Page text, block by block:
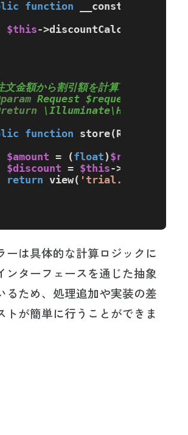
function __construct
$this->discountCalculator =
金額から割引額を計算して返すアク
Request $request
function store( Request
$amount = ( float ) $request
$discount = $this-
return view( 'trial.interface'
ーは具体的な計算ロジックに
ンターフェースを通じた抽象
るため、処理追加や実装の差
トが簡単に行うことができま